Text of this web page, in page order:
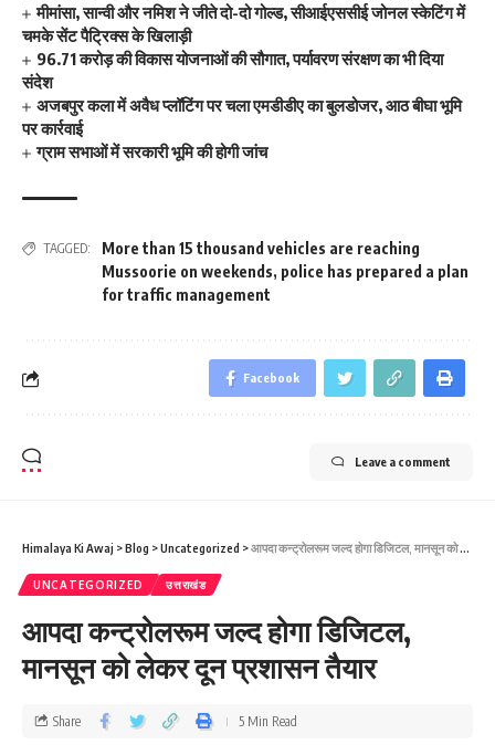
मीमांसा, सान्वी और नमिश ने जीते दो-दो गोल्ड, सीआईएससीई जोनल स्केटिंग में
चमके सेंट पैट्रिक्स के खिलाड़ी
96.71 करोड़ की विकास योजनाओं की सौगात, पर्यावरण संरक्षण का भी दिया
संदेश
अजबपुर कला में अवैध प्लॉटिंग पर चला एमडीडीए का बुलडोजर, आठ बीघा भूमि
पर कार्रवाई
ग्राम सभाओं में सरकारी भूमि की होगी जांच
TAGGED:
More than 15 thousand vehicles are reaching
Mussoorie on weekends, police has prepared a plan
for traffic management
Facebook
Leave a comment
Himalaya Ki Awaj >Blog >Uncategorized >आपदा कन्ट्रोलरूम जल्द होगा डिजिटल, मानसून को लेकर दून प्रशासन तैयार
UNCATEGORIZED उत्तराखंड
आपदा कन्ट्रोलरूम जल्द होगा डिजिटल,
मानसून को लेकर दून प्रशासन तैयार
Share 5 Min Read